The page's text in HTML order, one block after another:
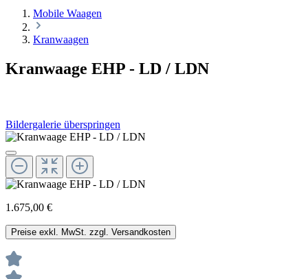
Mobile Waagen
Kranwaagen
Kranwaage EHP - LD / LDN
Bildergalerie überspringen
1.675,00 €
Preise exkl. MwSt. zzgl. Versandkosten